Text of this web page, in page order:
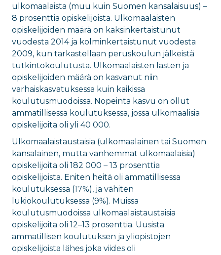
ulkomaalaista (muu kuin Suomen kansalaisuus) –
8 prosenttia opiskelijoista. Ulkomaalaisten
opiskelijoiden määrä on kaksinkertaistunut
vuodesta 2014 ja kolminkertaistunut vuodesta
2009, kun tarkastellaan peruskoulun jälkeistä
tutkintokoulutusta. Ulkomaalaisten lasten ja
opiskelijoiden määrä on kasvanut niin
varhaiskasvatuksessa kuin kaikissa
koulutusmuodoissa. Nopeinta kasvu on ollut
ammatillisessa koulutuksessa, jossa ulkomaalisia
opiskelijoita oli yli 40 000.
Ulkomaalaistaustaisia (ulkomaalainen tai Suomen
kansalainen, mutta vanhemmat ulkomaalaisia)
opiskelijoita oli 182 000 – 13 prosenttia
opiskelijoista. Eniten heitä oli ammatillisessa
koulutuksessa (17%), ja vähiten
lukiokoulutuksessa (9%). Muissa
koulutusmuodoissa ulkomaalaistaustaisia
opiskelijoita oli 12–13 prosenttia. Uusista
ammatillisen koulutuksen ja yliopistojen
opiskelijoista lähes joka viides oli